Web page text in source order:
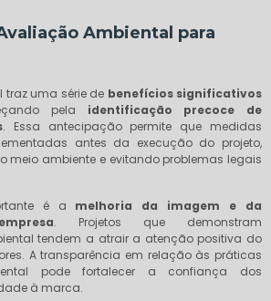
Ambiental para
uma série de benefícios significativos
pela identificação precoce de
. Essa antecipação permite que medidas
antes da execução do projeto,
meio ambiente e evitando problemas legais
é a melhoria da imagem e da
. Projetos que demonstram
tendem a atrair a atenção positiva do
A transparência em relação às práticas
pode fortalecer a confiança dos
à marca.